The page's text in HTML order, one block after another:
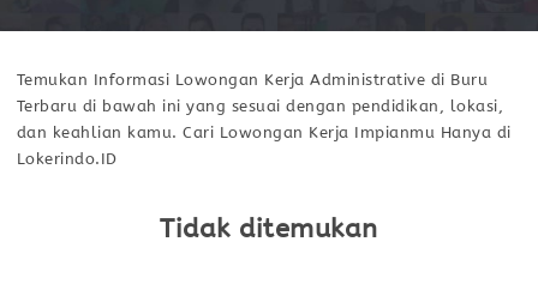
Temukan Informasi Lowongan Kerja Administrative di Buru
Terbaru di bawah ini yang sesuai dengan pendidikan, lokasi,
dan keahlian kamu. Cari Lowongan Kerja Impianmu Hanya di
Lokerindo.ID
Tidak ditemukan